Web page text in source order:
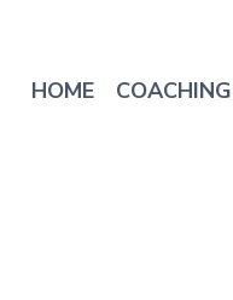
HOME COACHING